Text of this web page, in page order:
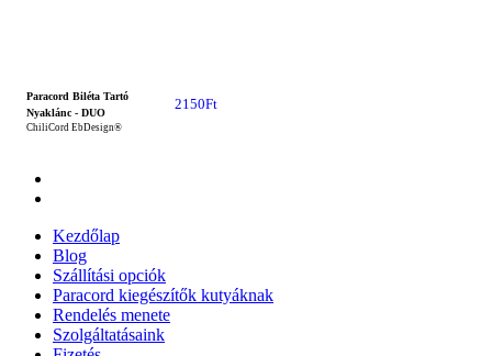
Paracord Biléta Tartó
Nyaklánc - DUO
2150Ft
ChiliCord EbDesign®
Kezdőlap
Blog
Szállítási opciók
Paracord kiegészítők kutyáknak
Rendelés menete
Szolgáltatásaink